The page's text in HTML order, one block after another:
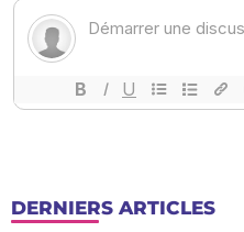
DERNIERS ARTICLES